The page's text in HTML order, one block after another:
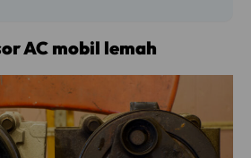
AC mobil lemah